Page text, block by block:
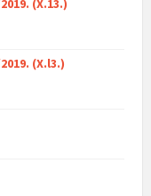
(X.13.)
(X.l3.)